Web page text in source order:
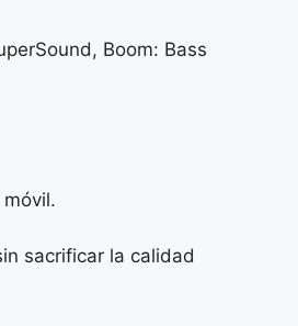
Boom: Bass
sacrificar la calidad